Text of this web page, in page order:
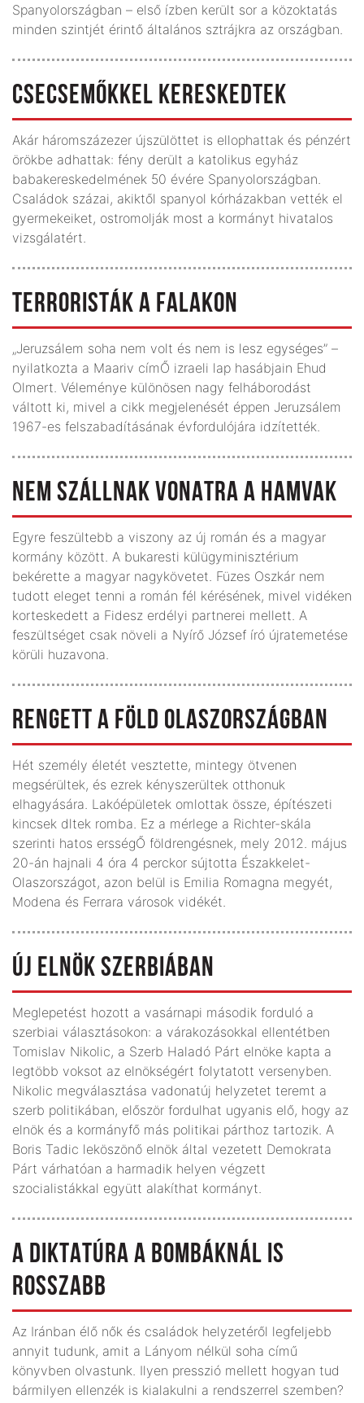
Spanyolországban – első ízben került sor a közoktatás
minden szintjét érintő általános sztrájkra az országban.
CSECSEMŐKKEL KERESKEDTEK
Akár háromszázezer újszülöttet is ellophattak és pénzért
örökbe adhattak: fény derült a katolikus egyház
babakereskedelmének 50 évére Spanyolországban.
Családok százai, akiktől spanyol kórházakban vették el
gyermekeiket, ostromolják most a kormányt hivatalos
vizsgálatért.
TERRORISTÁK A FALAKON
„Jeruzsálem soha nem volt és nem is lesz egységes” –
nyilatkozta a Maariv címŐ izraeli lap hasábjain Ehud
Olmert. Véleménye különösen nagy felháborodást
váltott ki, mivel a cikk megjelenését éppen Jeruzsálem
1967-es felszabadításának évfordulójára idzítették.
NEM SZÁLLNAK VONATRA A HAMVAK
Egyre feszültebb a viszony az új román és a magyar
kormány között. A bukaresti külügyminisztérium
bekérette a magyar nagykövetet. Füzes Oszkár nem
tudott eleget tenni a román fél kérésének, mivel vidéken
korteskedett a Fidesz erdélyi partnerei mellett. A
feszültséget csak növeli a Nyírő József író újratemetése
körüli huzavona.
RENGETT A FÖLD OLASZORSZÁGBAN
Hét személy életét vesztette, mintegy ötvenen
megsérültek, és ezrek kényszerültek otthonuk
elhagyására. Lakóépületek omlottak össze, építészeti
kincsek dltek romba. Ez a mérlege a Richter-skála
szerinti hatos ersségŐ földrengésnek, mely 2012. május
20-án hajnali 4 óra 4 perckor sújtotta Északkelet-
Olaszországot, azon belül is Emilia Romagna megyét,
Modena és Ferrara városok vidékét.
ÚJ ELNÖK SZERBIÁBAN
Meglepetést hozott a vasárnapi második forduló a
szerbiai választásokon: a várakozásokkal ellentétben
Tomislav Nikolic, a Szerb Haladó Párt elnöke kapta a
legtöbb voksot az elnökségért folytatott versenyben.
Nikolic megválasztása vadonatúj helyzetet teremt a
szerb politikában, először fordulhat ugyanis elő, hogy az
elnök és a kormányfő más politikai párthoz tartozik. A
Boris Tadic leköszönő elnök által vezetett Demokrata
Párt várhatóan a harmadik helyen végzett
szocialistákkal együtt alakíthat kormányt.
A DIKTATÚRA A BOMBÁKNÁL IS
ROSSZABB
Az Iránban élő nők és családok helyzetéről legfeljebb
annyit tudunk, amit a Lányom nélkül soha című
könyvben olvastunk. Ilyen presszió mellett hogyan tud
bármilyen ellenzék is kialakulni a rendszerrel szemben?